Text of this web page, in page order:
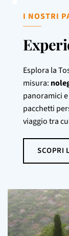
I NOSTRI
Esplora la
misura:
panoramici
pacchetti
viaggio tra
SCOPRI